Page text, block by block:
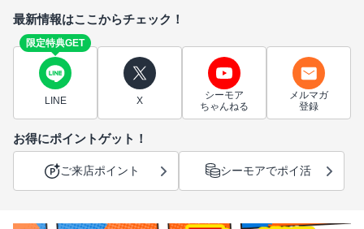
最新情報はここからチェック！
限定特典GET
LINE X
シーモア
ちゃんねる
メルマガ
登録
お得にポイントゲット！
ご来店ポイント シーモアでポイ活